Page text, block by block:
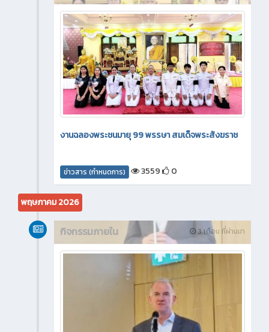
งานฉลองพระชนมายุ 99 พรรษา สมเด็จพระสังฆราช
ข่าวสาร (กำหนดการ) 3559 0
พฤษภาคม 2026
3 เดือน ที่ผ่านมา
กิจกรรมภายใน